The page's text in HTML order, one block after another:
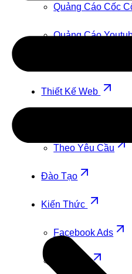
Quảng Cáo Cốc
Quảng Cáo
Thiết Kế Web
Theo Yêu Cầu
Đào Tạo
Kiến Thức
Facebook Ads
Zalo Ads